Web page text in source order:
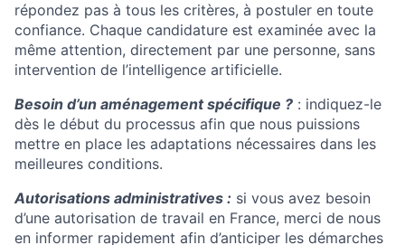
répondez pas à tous les critères, à postuler en toute
confiance. Chaque candidature est examinée avec la
même attention, directement par une personne, sans
intervention de l’intelligence artificielle.
Besoin d’un aménagement spécifique ? : indiquez-le
dès le début du processus afin que nous puissions
mettre en place les adaptations nécessaires dans les
meilleures conditions.
Autorisations administratives : si vous avez besoin
d’une autorisation de travail en France, merci de nous
en informer rapidement afin d’anticiper les démarches